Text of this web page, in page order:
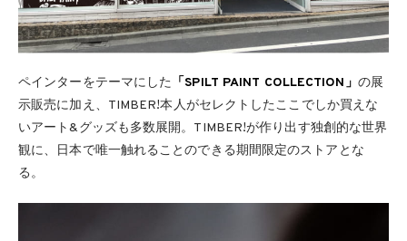
ペインターをテーマにした 「SPILT PAINT COLLECTION」 の展
示販売に加え、TIMBER!本人がセレクトしたここでしか買えな
いアート&グッズも多数展開。TIMBER!が作り出す独創的な世界
観に、日本で唯一触れることのできる期間限定のストアとな
る。